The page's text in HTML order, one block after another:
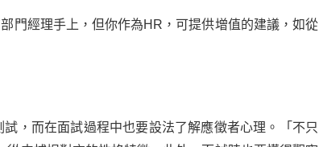
門經理手上，但你作為HR，可提供增值的建議，如從
，而在面試過程中也要設法了解應徵者心理。「不只